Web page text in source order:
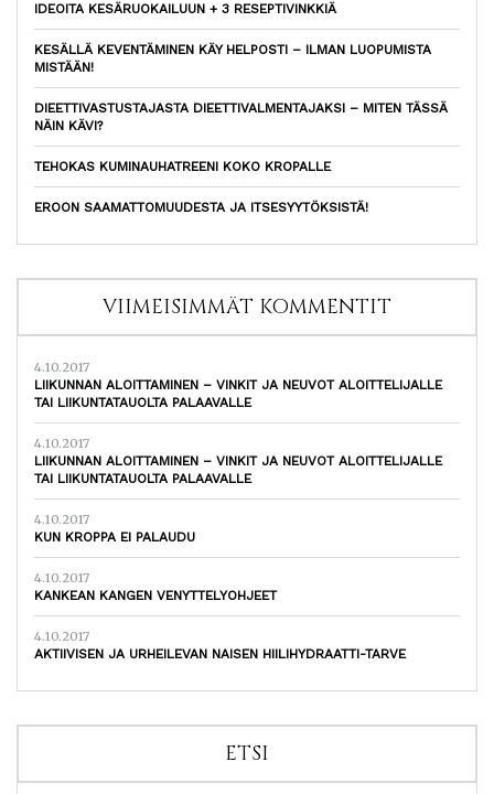
IDEOITA KESÄRUOKAILUUN + 3 RESEPTIVINKKIÄ
KESÄLLÄ KEVENTÄMINEN KÄY HELPOSTI – ILMAN LUOPUMISTA
MISTÄÄN!
DIEETTIVASTUSTAJASTA DIEETTIVALMENTAJAKSI – MITEN TÄSSÄ
NÄIN KÄVI?
TEHOKAS KUMINAUHATREENI KOKO KROPALLE
EROON SAAMATTOMUUDESTA JA ITSESYYTÖKSISTÄ!
VIIMEISIMMÄT KOMMENTIT
4.10.2017
LIIKUNNAN ALOITTAMINEN – VINKIT JA NEUVOT ALOITTELIJALLE
TAI LIIKUNTATAUOLTA PALAAVALLE
4.10.2017
LIIKUNNAN ALOITTAMINEN – VINKIT JA NEUVOT ALOITTELIJALLE
TAI LIIKUNTATAUOLTA PALAAVALLE
4.10.2017
KUN KROPPA EI PALAUDU
4.10.2017
KANKEAN KANGEN VENYTTELYOHJEET
4.10.2017
AKTIIVISEN JA URHEILEVAN NAISEN HIILIHYDRAATTI-TARVE
ETSI